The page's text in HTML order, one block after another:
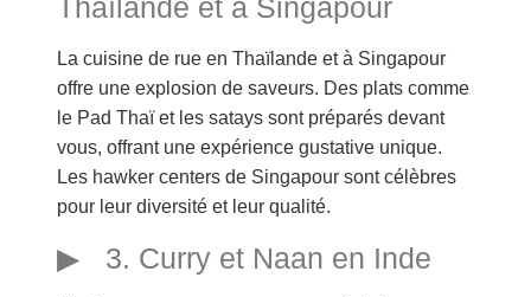
Thaïlande et à Singapour
La cuisine de rue en Thaïlande et à Singapour
offre une explosion de saveurs. Des plats comme
le Pad Thaï et les satays sont préparés devant
vous, offrant une expérience gustative unique.
Les hawker centers de Singapour sont célèbres
pour leur diversité et leur qualité.
3. Curry et Naan en Inde